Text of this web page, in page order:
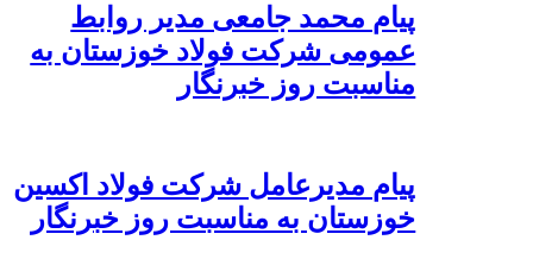
پیام محمد جامعی مدیر روابط
عمومی شرکت فولاد خوزستان به
مناسبت روز خبرنگار
پیام مدیرعامل شرکت فولاد اکسین
خوزستان به مناسبت روز خبرنگار